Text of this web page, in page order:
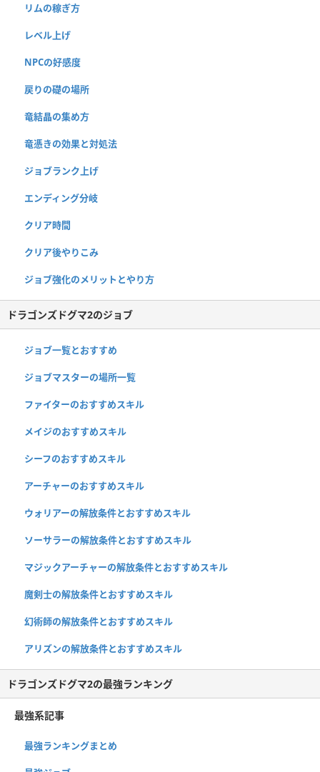
リムの稼ぎ方
レベル上げ
NPCの好感度
戻りの礎の場所
竜結晶の集め方
竜憑きの効果と対処法
ジョブランク上げ
エンディング分岐
クリア時間
クリア後やりこみ
ジョブ強化のメリットとやり方
ドラゴンズドグマ2のジョブ
ジョブ一覧とおすすめ
ジョブマスターの場所一覧
ファイターのおすすめスキル
メイジのおすすめスキル
シーフのおすすめスキル
アーチャーのおすすめスキル
ウォリアーの解放条件とおすすめスキル
ソーサラーの解放条件とおすすめスキル
マジックアーチャーの解放条件とおすすめスキル
魔剣士の解放条件とおすすめスキル
幻術師の解放条件とおすすめスキル
アリズンの解放条件とおすすめスキル
ドラゴンズドグマ2の最強ランキング
最強系記事
最強ランキングまとめ